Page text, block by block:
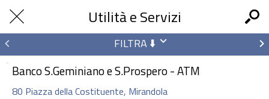
Utilità e Servizi
FILTRA ⬇️
Banco S.Geminiano e S.Prospero - ATM
80 Piazza della Costituente, Mirandola